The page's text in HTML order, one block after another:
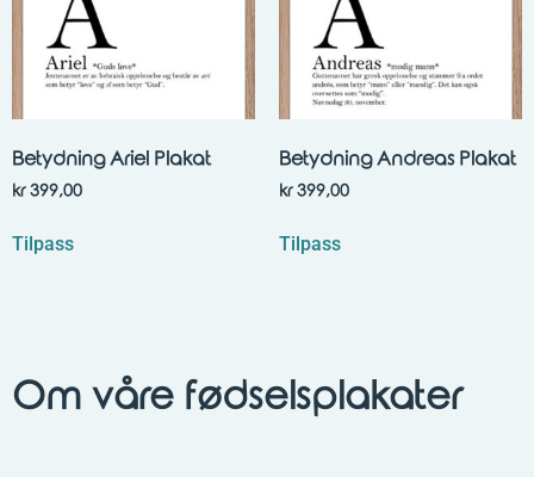
Betydning Ariel Plakat
kr399,00
Tilpass
Betydning Andreas Plakat
kr399,00
Tilpass
Om våre fødselsplakater